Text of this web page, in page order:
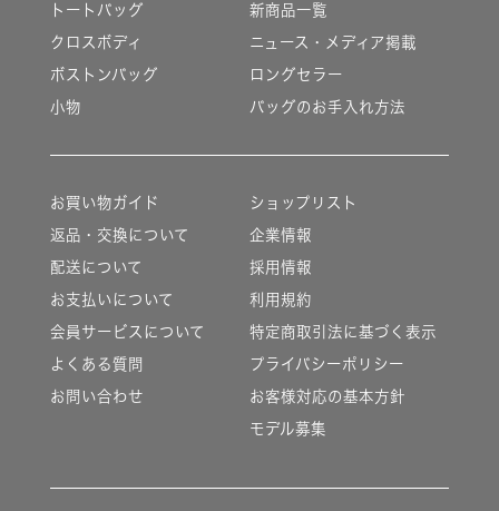
トートバッグ
クロスボディ
ボストンバッグ
小物
新商品一覧
ニュース・メディア掲載
ロングセラー
バッグのお手入れ方法
お買い物ガイド
返品・交換について
配送について
お支払いについて
会員サービスについて
よくある質問
お問い合わせ
ショップリスト
企業情報
採用情報
利用規約
特定商取引法に基づく表示
プライバシーポリシー
お客様対応の基本方針
モデル募集